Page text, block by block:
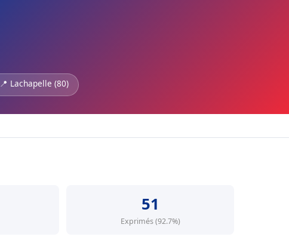
📍 Lachapelle (80)
51
Exprimés (92.7%)